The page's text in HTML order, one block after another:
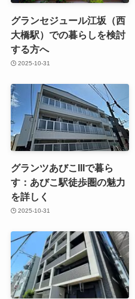
グランセジュール江坂（西
大橋駅）での暮らしを検討
する方へ
2025-10-31
グランツあびこIIIで暮ら
す：あびこ駅徒歩圏の魅力
を詳しく
2025-10-31